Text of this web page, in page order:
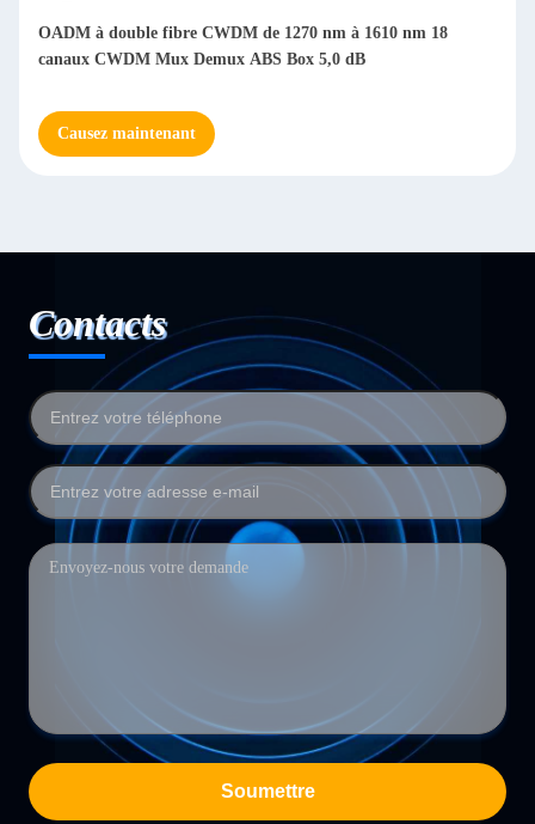
OADM à double fibre CWDM de 1270 nm à 1610 nm 18
canaux CWDM Mux Demux ABS Box 5,0 dB
Causez maintenant
Contacts
Soumettre